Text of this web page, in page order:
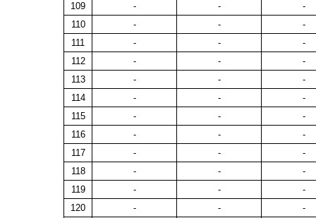
109
- -
-
110
- -
-
111
- -
-
112
- -
-
113
- -
-
114
- -
-
115
- -
-
116
- -
-
117
- -
-
118
- -
-
119
- -
-
120
- -
-